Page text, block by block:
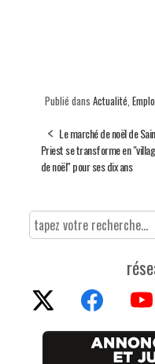
Publié dans Actualité,
Le marché de noël de
Priest se transforme en
de noël" pour ses dix ans